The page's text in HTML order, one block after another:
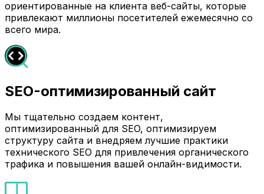
ориентированные на клиента веб-сайты, которые
привлекают миллионы посетителей ежемесячно со
всего мира.
SEO-оптимизированный сайт
Мы тщательно создаем контент,
оптимизированный для SEO, оптимизируем
структуру сайта и внедряем лучшие практики
технического SEO для привлечения органического
трафика и повышения вашей онлайн-видимости.